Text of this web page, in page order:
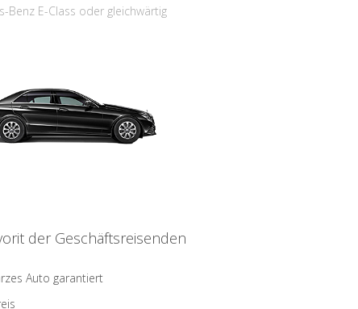
Benz E-Class oder gleichwärtig
der Geschäftsreisenden
Auto garantiert